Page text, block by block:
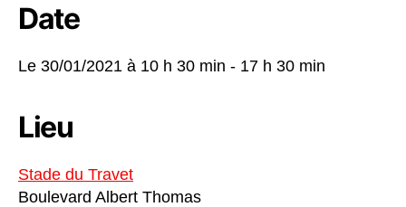
Date
Le 30/01/2021 à 10 h 30 min - 17 h 30 min
Lieu
Stade du Travet
Boulevard Albert Thomas